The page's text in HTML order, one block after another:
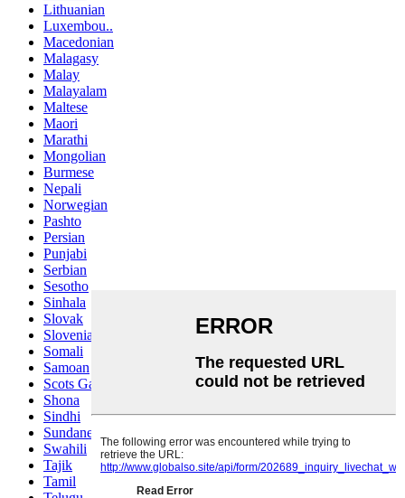
Lithuanian
Luxembou..
Macedonian
Malagasy
Malay
Malayalam
Maltese
Maori
Marathi
Mongolian
Burmese
Nepali
Norwegian
Pashto
Persian
Punjabi
Serbian
Sesotho
Sinhala
Slovak
Slovenian
Somali
Samoan
Scots Gaelic
Shona
Sindhi
Sundanese
Swahili
Tajik
Tamil